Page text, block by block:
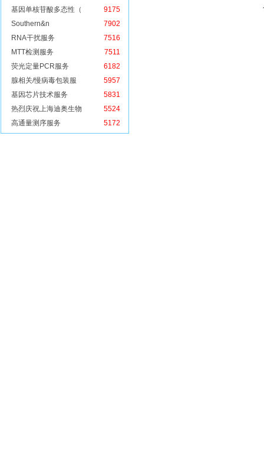
基因单核苷酸多态性（
9175
Southern&n
7902
RNA干扰服务
7516
MTT检测服务
7511
荧光定量PCR服务
6182
腺相关/慢病毒包装服
5957
基因芯片技术服务
5831
热烈庆祝上海迪奥生物
5524
高通量测序服务
5172